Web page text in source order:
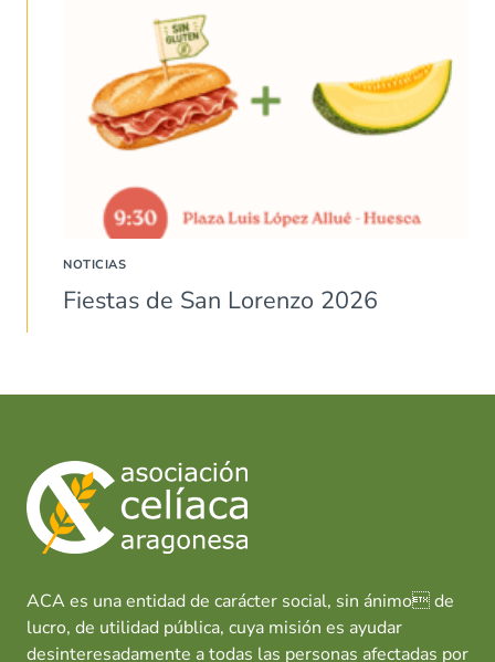
NOTICIAS
Fiestas de San Lorenzo 2026
ACA es una entidad de carácter social, sin ánimo de
lucro, de utilidad pública, cuya misión es ayudar
desinteresadamente a todas las personas afectadas por